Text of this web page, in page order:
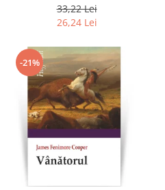
33,22 Lei
26,24 Lei
-21%